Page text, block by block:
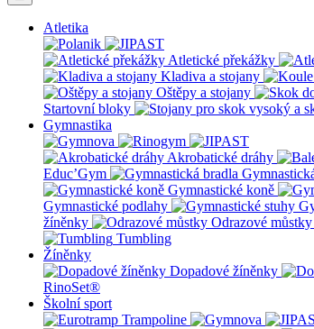
Atletika
Atletické překážky
Kladiva a stojany
Oštěpy a stojany
Startovní bloky
Gymnastika
Akrobatické dráhy
Educ’Gym
Gymnastické koně
Gymnastické podlahy
žíněnky
Odrazové můstky
Tumbling
Žíněnky
Dopadové žíněnky
RinoSet®
Školní sport